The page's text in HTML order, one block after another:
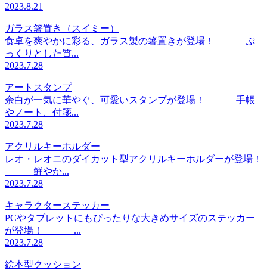
2023.8.21
ガラス箸置き（スイミー）
食卓を爽やかに彩る、ガラス製の箸置きが登場！ ぷ
っくりとした質...
2023.7.28
アートスタンプ
余白が一気に華やぐ、可愛いスタンプが登場！ 手帳
やノート、付箋...
2023.7.28
アクリルキーホルダー
レオ・レオニのダイカット型アクリルキーホルダーが登場！
鮮やか...
2023.7.28
キャラクターステッカー
PCやタブレットにもぴったりな大きめサイズのステッカー
が登場！ ...
2023.7.28
絵本型クッション